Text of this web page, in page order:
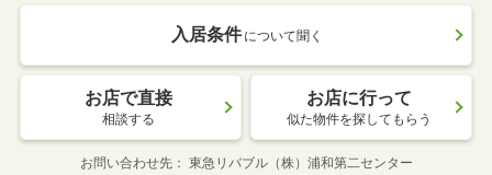
入居条件 について聞く
お店で直接
相談する
お店に行って
似た物件を探してもらう
お問い合わせ先 東急リバブル（株）浦和第二センター